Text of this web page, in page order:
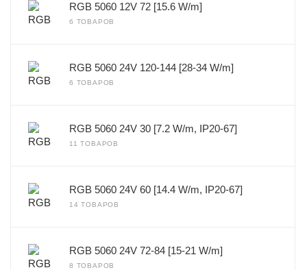
RGB 5060 12V 72 [15.6 W/m]
6 ТОВАРОВ
RGB 5060 24V 120-144 [28-34 W/m]
6 ТОВАРОВ
RGB 5060 24V 30 [7.2 W/m, IP20-67]
11 ТОВАРОВ
RGB 5060 24V 60 [14.4 W/m, IP20-67]
14 ТОВАРОВ
RGB 5060 24V 72-84 [15-21 W/m]
8 ТОВАРОВ